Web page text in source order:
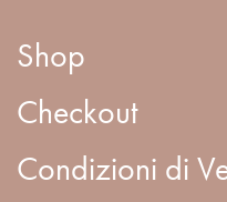
Shop
Checkout
Condizioni di